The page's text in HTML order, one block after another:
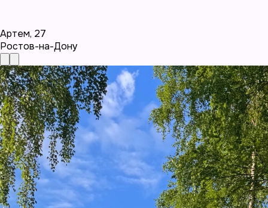
Артем, 27
Ростов-на-Дону